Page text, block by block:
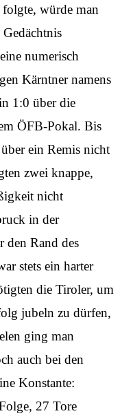
folgte, würde man
numerisch
Kärntner namens
1:0 über die
ÖFB-Pokal. Bis
ein Remis nicht
zwei knappe,
nicht
in der
den Rand des
stets ein harter
die Tiroler, um
jubeln zu dürfen,
ging man
auch bei den
Konstante:
27 Tore